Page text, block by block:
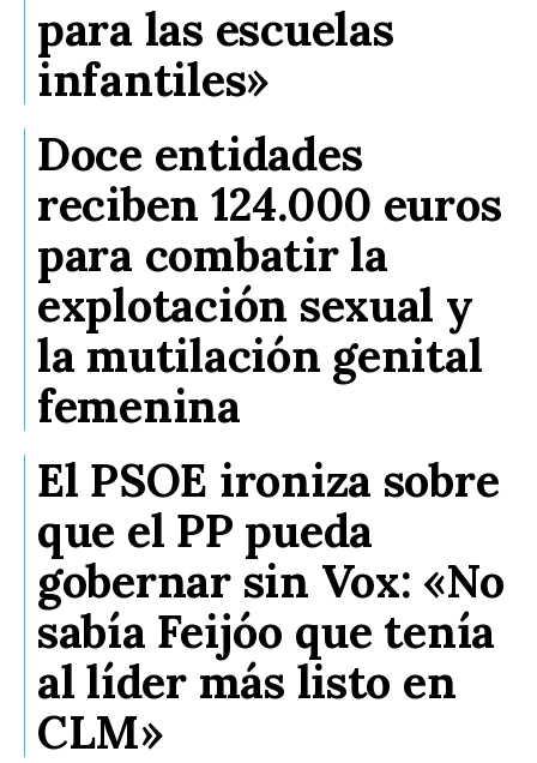
para las escuelas
infantiles»
Doce entidades
reciben 124.000 euros
para combatir la
explotación sexual y
la mutilación genital
femenina
El PSOE ironiza sobre
que el PP pueda
gobernar sin Vox: «No
sabía Feijóo que tenía
al líder más listo en
CLM»